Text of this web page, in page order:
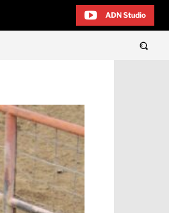
ADN Studio